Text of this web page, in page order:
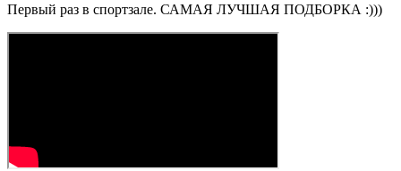
Первый раз в спортзале. САМАЯ ЛУЧШАЯ ПОДБОРКА :)))